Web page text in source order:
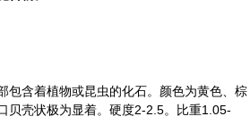
包含着植物或昆虫的化石。颜色为黄色、棕
贝壳状极为显着。硬度2-2.5。比重1.05-